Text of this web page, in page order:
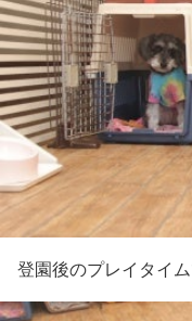
登園後のプレイタイ